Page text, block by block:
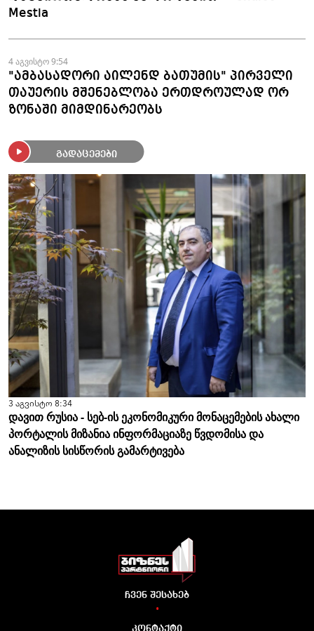
Mestia
4 აგვისტო 9:54
"ამბასადორი აილენდ ბათუმის" პირველი
თაუერის მშენებლობა ერთდროულად ორ
ზონაში მიმდინარეობს
გადაცემები
3 აგვისტო 8:34
დავით რუსია - სებ-ის ეკონომიკური მონაცემების ახალი
პორტალის მიზანია ინფორმაციაზე წვდომისა და
ანალიზის სისწორის გამარტივება
ჩვენ შესახებ
•
კონტაქტი